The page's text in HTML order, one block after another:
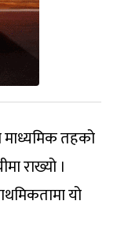
तहको
राख्यो ।
यो